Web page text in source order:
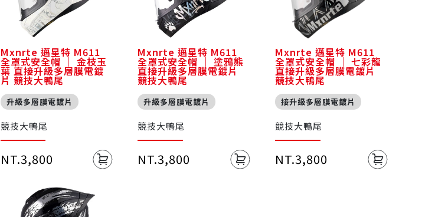
Mxnrte 邁星特 M611
全罩式安全帽 ｜ 金枝玉
葉 直接升級多層膜電鍍
片 競技大鴨尾
升級多層膜電鍍片
競技大鴨尾
NT.3,800
Mxnrte 邁星特 M611
全罩式安全帽 ｜ 塗鴉熊
直接升級多層膜電鍍片
競技大鴨尾
升級多層膜電鍍片
競技大鴨尾
NT.3,800
Mxnrte 邁星特 M611
全罩式安全帽 ｜ 七彩龍
直接升級多層膜電鍍片
競技大鴨尾
接升級多層膜電鍍片
競技大鴨尾
NT.3,800